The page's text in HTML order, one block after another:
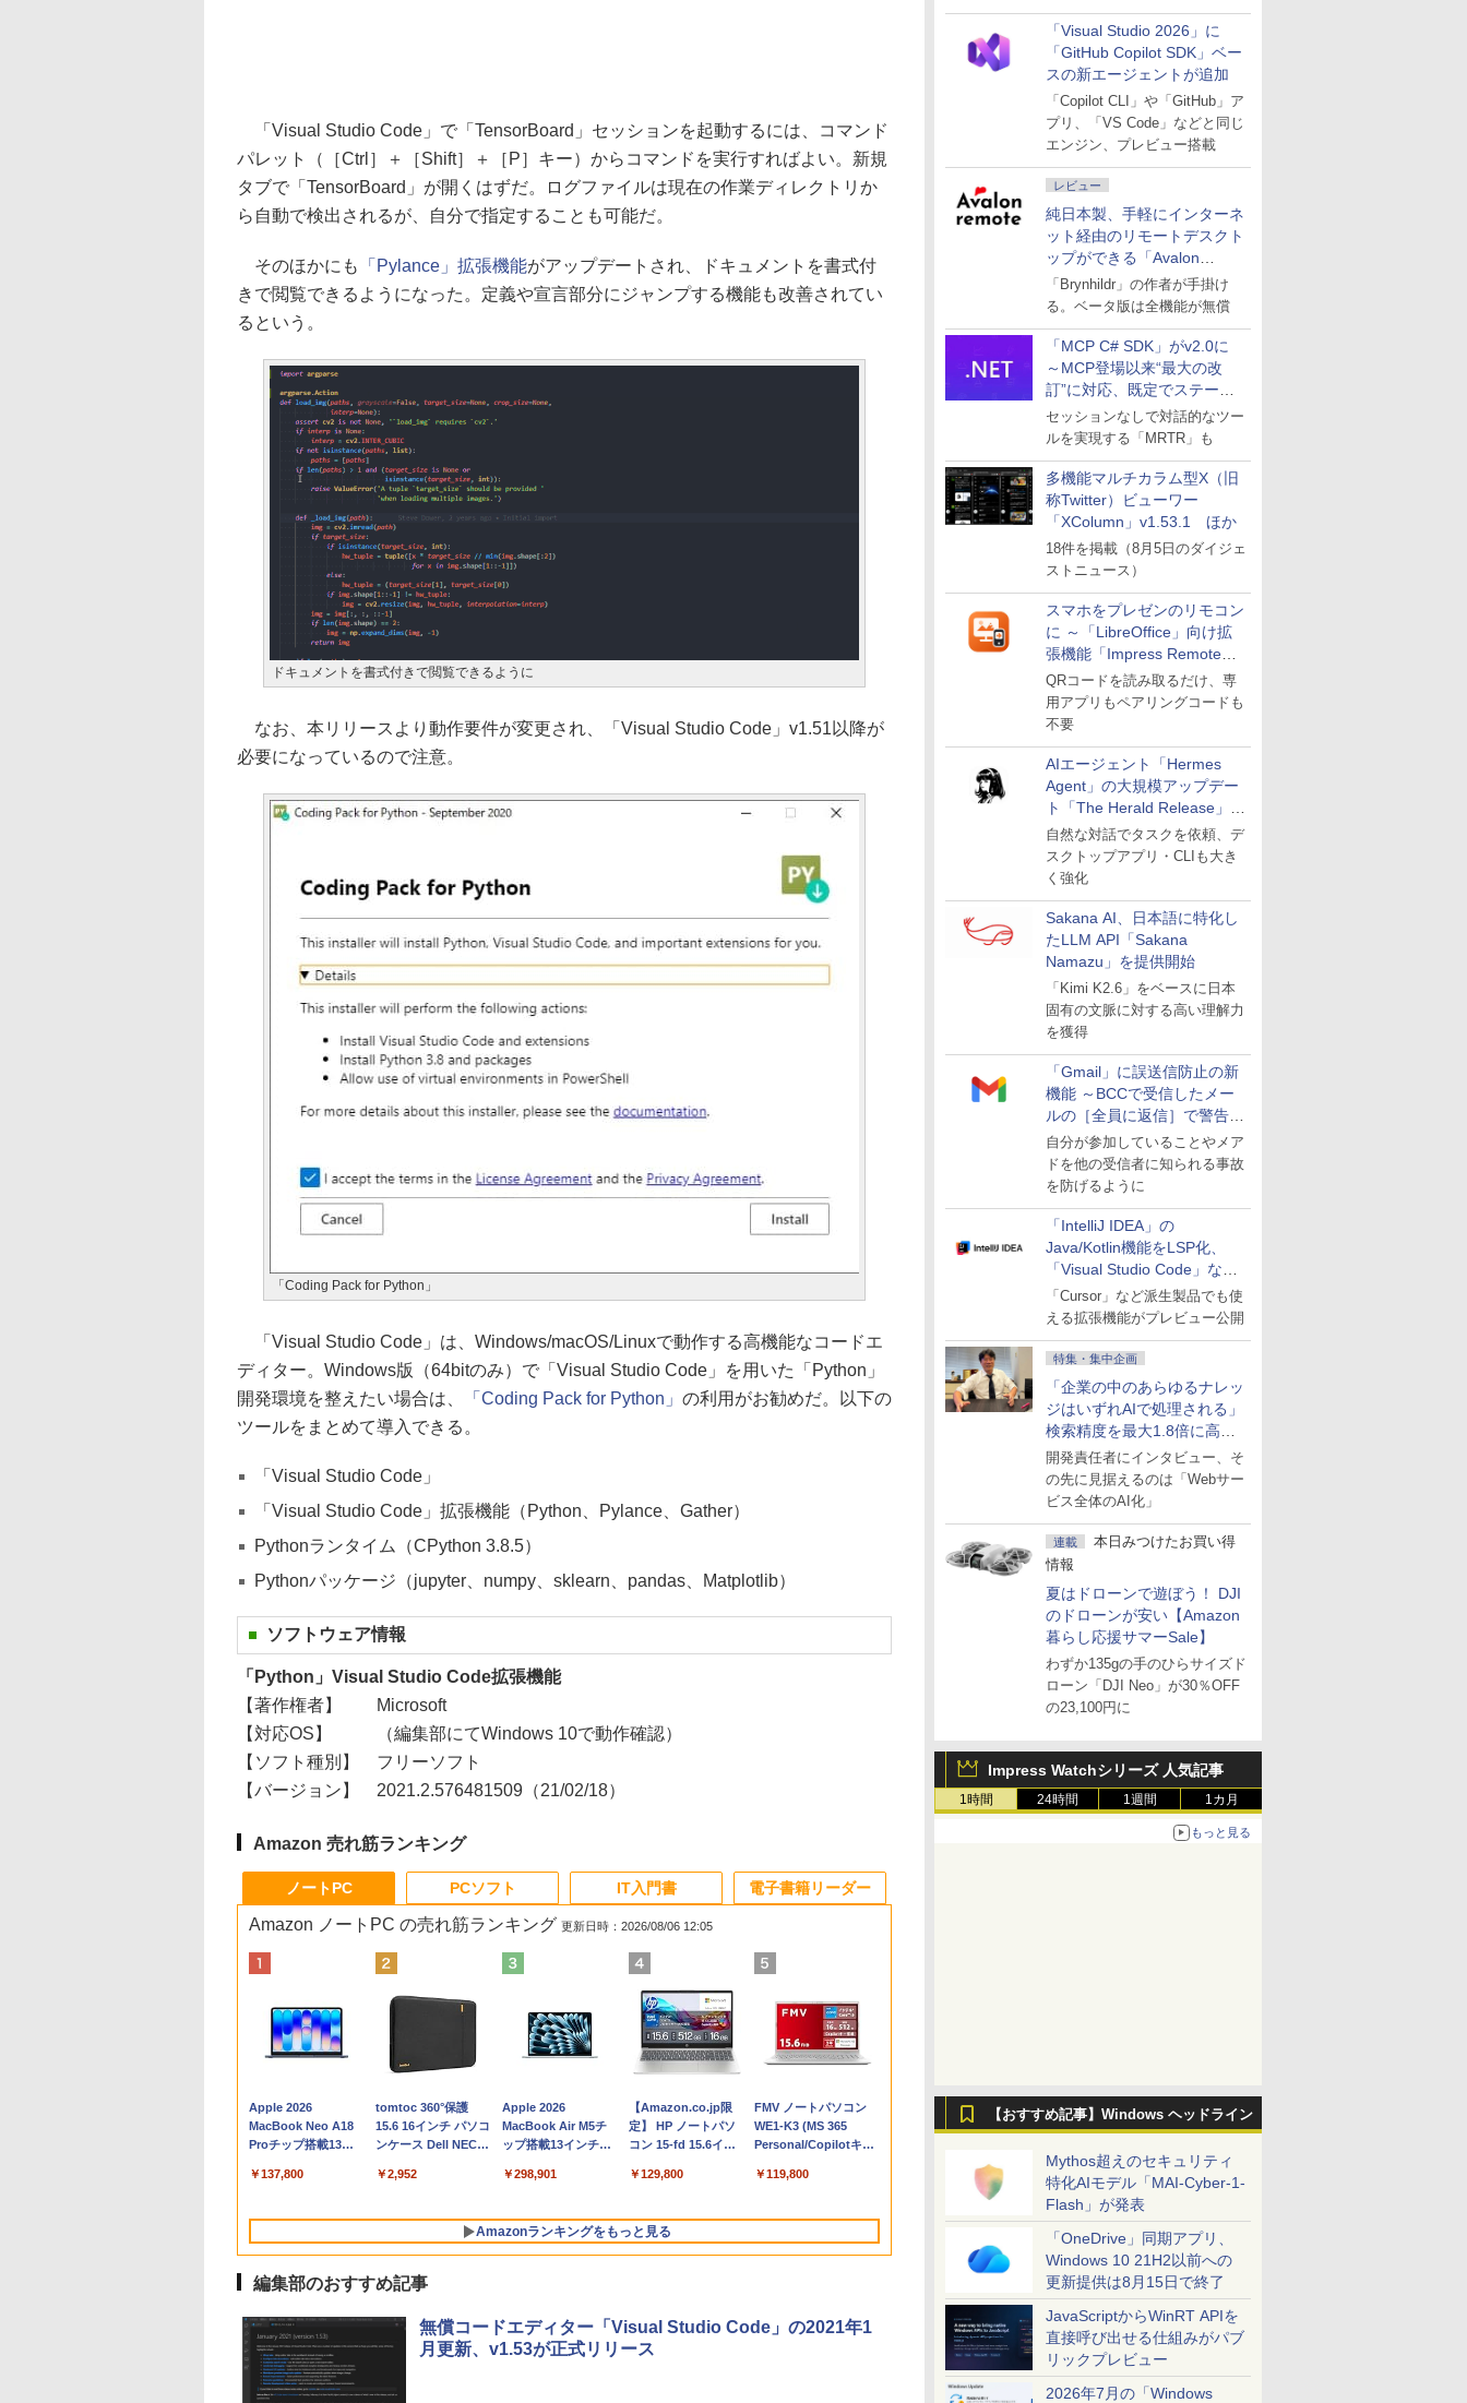
「Visual Studio 2026」に
「GitHub Copilot SDK」ベー
スの新エージェントが追加
「Copilot CLI」や「GitHub」ア
プリ、「VS Code」などと同じ
エンジン、プレビュー搭載
レビュー
純日本製、手軽にインターネ
ット経由のリモートデスクト
ップができる「Avalon
remote」
「Brynhildr」の作者が手掛け
る。ベータ版は全機能が無償
「MCP C# SDK」がv2.0に
～MCP登場以来“最大の改
訂”に対応、既定でステート
レスへ
セッションなしで対話的なツー
ルを実現する「MRTR」も
多機能マルチカラム型X（旧
称Twitter）ビューワー
「XColumn」v1.53.1 ほか
18件を掲載（8月5日のダイジェ
ストニュース）
スマホをプレゼンのリモコン
に ～「LibreOffice」向け拡
張機能「Impress Remote」
が公開
QRコードを読み取るだけ、専
用アプリもペアリングコードも
不要
AIエージェント「Hermes
Agent」の大規模アップデー
ト「The Herald Release」が
公開
自然な対話でタスクを依頼、デ
スクトップアプリ・CLIも大き
く強化
Sakana AI、日本語に特化し
たLLM API「Sakana
Namazu」を提供開始
「Kimi K2.6」をベースに日本
固有の文脈に対する高い理解力
を獲得
「Gmail」に誤送信防止の新
機能 ～BCCで受信したメー
ルの［全員に返信］で警告を
表示
自分が参加していることやメア
ドを他の受信者に知られる事故
を防げるように
「IntelliJ IDEA」の
Java/Kotlin機能をLSP化、
「Visual Studio Code」など
にも開放
「Cursor」など派生製品でも使
える拡張機能がプレビュー公開
特集・集中企画
「企業の中のあらゆるナレッ
ジはいずれAIで処理される」
検索精度を最大1.8倍に高め
た「GMO AI RAG」は無償の
OSS版で「1社1RAG」を目
指す
開発責任者にインタビュー、そ
の先に見据えるのは「Webサー
ビス全体のAI化」
連載
本日みつけたお買い得
情報
夏はドローンで遊ぼう！ DJI
のドローンが安い【Amazon
暮らし応援サマーSale】
わずか135gの手のひらサイズド
ローン「DJI Neo」が30％OFF
の23,100円に
Impress Watchシリーズ 人気記事
1時間 24時間 1週間 1カ月
もっと見る
【おすすめ記事】Windows ヘッドライン
Mythos超えのセキュリティ
特化AIモデル「MAI-Cyber-1-
Flash」が発表
「OneDrive」同期アプリ、
Windows 10 21H2以前への
更新提供は8月15日で終了
JavaScriptからWinRT APIを
直接呼び出せる仕組みがパブ
リックプレビュー
2026年7月の「Windows
「Visual Studio Code」で「TensorBoard」セッションを起動するには、コマンド
パレット（［Ctrl］＋［Shift］＋［P］キー）からコマンドを実行すればよい。新規
タブで「TensorBoard」が開くはずだ。ログファイルは現在の作業ディレクトリか
ら自動で検出されるが、自分で指定することも可能だ。
そのほかにも 「Pylance」拡張機能がアップデートされ、ドキュメントを書式付
きで閲覧できるようになった。定義や宣言部分にジャンプする機能も改善されてい
るという。
ドキュメントを書式付きで閲覧できるように
なお、本リリースより動作要件が変更され、「Visual Studio Code」v1.51以降が
必要になっているので注意。
「Coding Pack for Python」
「Visual Studio Code」は、Windows/macOS/Linuxで動作する高機能なコードエ
ディター。Windows版（64bitのみ）で「Visual Studio Code」を用いた「Python」
開発環境を整えたい場合は、
「Coding Pack for Python」 の利用がお勧めだ。以下の
ツールをまとめて導入できる。
「Visual Studio Code」
「Visual Studio Code」拡張機能（Python、Pylance、Gather）
Pythonランタイム（CPython 3.8.5）
Pythonパッケージ（jupyter、numpy、sklearn、pandas、Matplotlib）
ソフトウェア情報
「Python」Visual Studio Code拡張機能
【著作権者】
Microsoft
【対応OS】
（編集部にてWindows 10で動作確認）
【ソフト種別】
フリーソフト
【バージョン】
2021.2.576481509（21/02/18）
Amazon 売れ筋ランキング
ノートPC
Amazon ノートPC の売れ筋ランキング 更新日時：2026/08/06 12:05
Apple 2026
MacBook Neo A18
Proチップ搭載13イ
AIとApple
設計、Liquid Retina
ユニファイドメモ
リ、512GB SSDスト
レージ、1080p
ラ、Touch ID - イン
ディゴ
￥137,800
tomtoc 360°保護
15.6 16インチ パソコ
ンケース Dell NEC
dynabook Lenovo
￥2,952
Apple 2026
MacBook Air M5チ
ップ搭載13インチノ
Apple Intelligence、
Retinaディスプレ
イ、24GBユニファイ
ドメモリ、1TB SSD
ド、Touch ID - スカ
イブルー
￥298,901
【Amazon.co.jp限
定】 HP ノートパソ
コン 15-fd 15.6イン
512GB SSD インテ
￥129,800
FMV ノートパソコン
WE1-K3 (MS 365
Personal/Copilotキー
型/Core i5/16GB/SSD
FMVWK3E15W_AZ
￥119,800
Amazonランキングをもっと見る
PCソフト IT入門書 電子書籍リーダー
編集部のおすすめ記事
無償コードエディター「Visual Studio Code」の2021年1
月更新、v1.53が正式リリース